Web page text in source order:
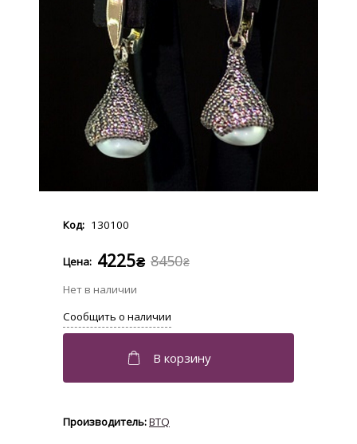
130100
8450₴
4225₴
BTQ